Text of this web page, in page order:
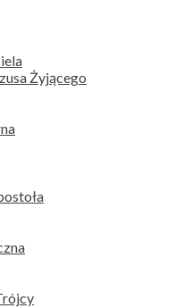
Żyjącego